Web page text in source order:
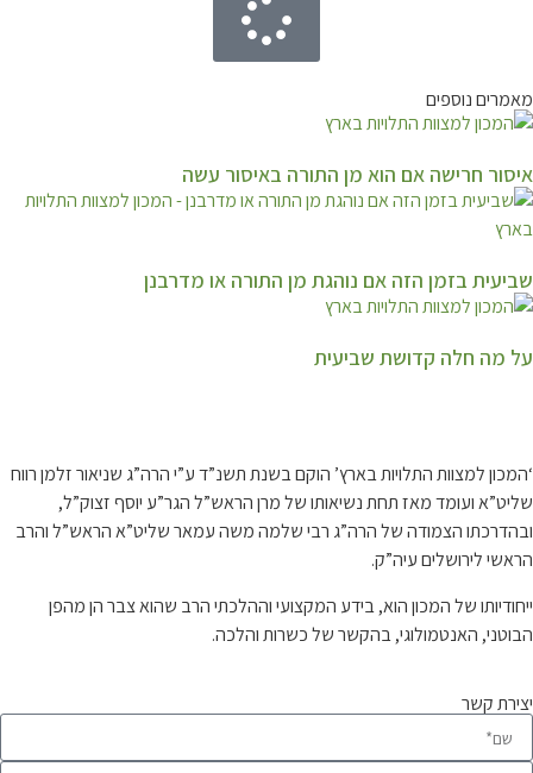
מאמרים נוספים
איסור חרישה אם הוא מן התורה באיסור עשה
שביעית בזמן הזה אם נוהגת מן התורה או מדרבנן
על מה חלה קדושת שביעית
‘המכון למצוות התלויות בארץ’ הוקם בשנת תשנ”ד ע”י הרה”ג שניאור זלמן רווח
שליט”א ועומד מאז תחת נשיאותו של מרן הראש”ל הגר”ע יוסף זצוק”ל,
ובהדרכתו הצמודה של הרה”ג רבי שלמה משה עמאר שליט”א הראש”ל והרב
הראשי לירושלים עיה”ק.
ייחודיותו של המכון הוא, בידע המקצועי וההלכתי הרב שהוא צבר הן מהפן
הבוטני, האנטמולוגי, בהקשר של כשרות והלכה.
יצירת קשר